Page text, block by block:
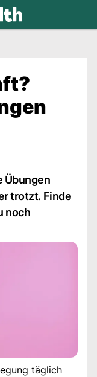
Übungen
trotzt. Finde
noch
täglich